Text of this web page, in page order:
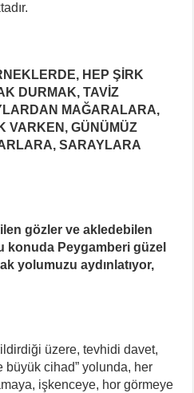
HEP ŞİRK
DURMAK, TAVİZ
MAĞARALARA,
VARKEN, GÜNÜMÜZ
SARAYLARA
gözler ve akledebilen
konuda Peygamberi güzel
yolumuzu aydınlatıyor,
üzere, tevhidi davet,
büyük cihad” yolunda, her
işkenceye, hor görmeye